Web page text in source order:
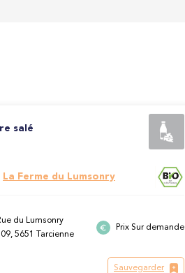
salé
La Ferme du Lumsonry
du Lumsonry
5651 Tarcienne
Prix Sur demande
Sauvegarder